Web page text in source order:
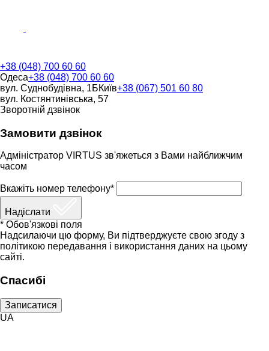
+38 (048) 700 60 60
Одеса+38 (048) 700 60 60
вул. Суднобудівна, 1БКиїв+38 (067) 501 60 80
вул. Костянтинівська, 57
Зворотній дзвінок
Замовити дзвінок
Адміністратор VIRTUS зв'яжеться з Вами найближчим
часом
Вкажіть номер телефону*
Надіслати
* Обов'язкові поля
Надсилаючи цю форму, Ви підтверджуєте свою згоду з
політикою передавання і використання даних на цьому
сайті.
Спасибі
Записатися
UA